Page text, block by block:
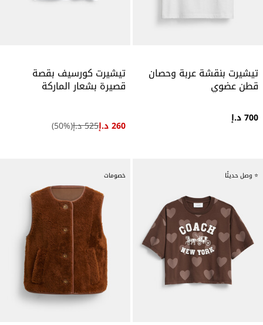
تيشيرت بنقشة عربة وحصان
قطن عضوي
700 د.إ
تيشيرت كورسيف بقصة
قصيرة بشعار الماركة
260 د.إ 525 د.إ (
50%)
⭐ وصل حديثًا خصومات